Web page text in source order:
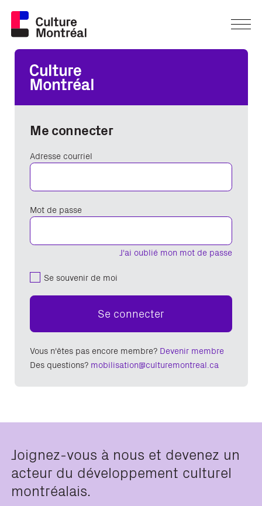
Me connecter
Adresse courriel
J'ai oublié mon mot de passe
Mot de passe
Se souvenir de moi
Se connecter
Vous n'êtes pas encore membre? Devenir membre
Des questions? mobilisation@culturemontreal.ca
Joignez-vous à nous et devenez un
acteur du développement culturel
montréalais.